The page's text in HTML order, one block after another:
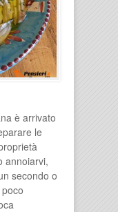
è arrivato
le
annoiarvi,
secondo o